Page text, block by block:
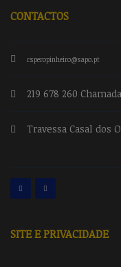
CONTACTOS
csperopinheiro@sapo.pt
219 678 260
Travessa Casal dos
SITE E PRIVACIDADE